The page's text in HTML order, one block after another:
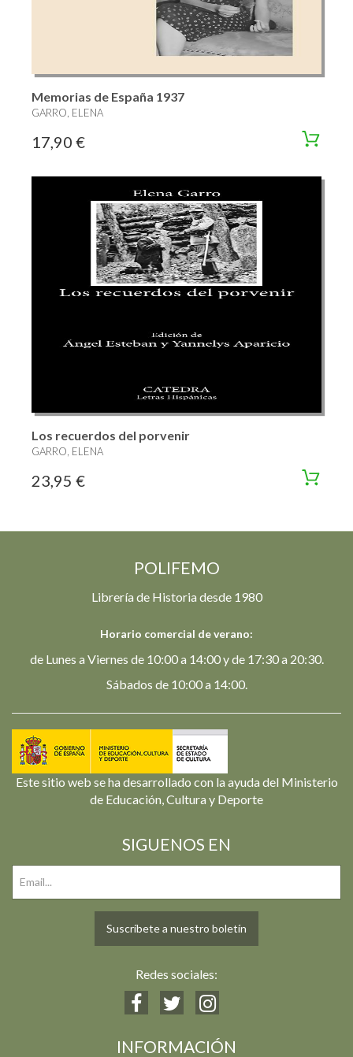
Memorias de España 1937
GARRO, ELENA
17,90 €
Los recuerdos del porvenir
GARRO, ELENA
23,95 €
POLIFEMO
Librería de Historia desde 1980
Horario comercial de verano:
de Lunes a Viernes de 10:00 a 14:00 y de 17:30 a 20:30.
Sábados de 10:00 a 14:00.
Este sitio web se ha desarrollado con la ayuda del Ministerio
de Educación, Cultura y Deporte
SIGUENOS EN
Suscríbete a nuestro boletín
Redes sociales:
INFORMACIÓN